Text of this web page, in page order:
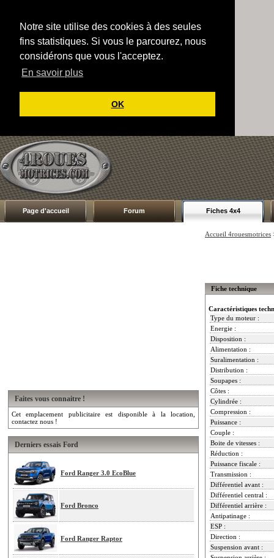
Notre site utilise des cookies à des seules
fins statistiques. Si vous le parcourez, nous
considérons que vous l'acceptez.
En savoir plus
OK
Page d'accueil Forum Fiches 4x4
Faites vous connaitre !
Cet emplacement publicitaire est disponible à la location,
contactez nous !
Derniers essais Ford
Ford Ranger 3.0 EcoBlue
Ford Bronco
Ford Ranger Raptor
Accueil 4rouesmotrices
Fiche technique
Caractéristiques
Type du moteur :
Energie :
Disposition :
Alimentation :
Suralimentation :
Distribution :
Soupapes :
Côtes :
Cylindrée :
Compression :
Puissance :
Couple :
Boite de vitesses :
Réduction :
Puissance fiscale :
Transmission :
Différentiel avant :
Différentiel central :
Différentiel arrière :
Antipatinage :
ESP :
Direction :
Suspension avant :